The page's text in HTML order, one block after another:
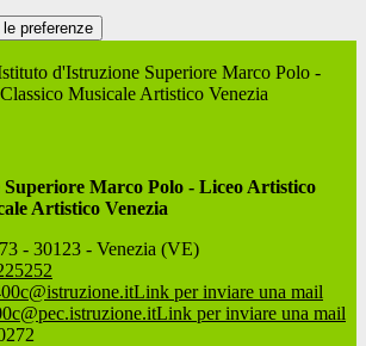
preferenze
d'Istruzione Superiore Marco Polo -
Musicale Artistico Venezia
Marco Polo - Liceo Artistico
Artistico Venezia
- 30123 - Venezia (VE)
Link per inviare una mail
Link per inviare una mail